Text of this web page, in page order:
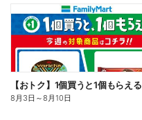
8月3日 ～8月10日